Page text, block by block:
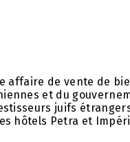
affaire de vente de
et du
juifs
hôtels Petra et